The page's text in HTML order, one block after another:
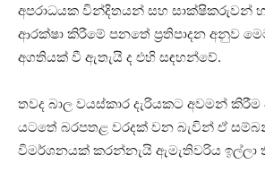
අපරාධයක වින්දිතයන් සහ සාක්ෂිකරුවන්
ආරක්ෂා කිරීමේ පනතේ ප්‍රතිපාදන අනුව
අගතියක් වී ඇතැයි ද එහි සඳහන්වේ.
තවද බාල වයස්කාර දැරියකට අවමන්
යටතේ බරපතළ වරදක් වන බැවින් ඒ
විමර්ශනයක් කරන්නැයි ඇමැතිවරිය ඉල්ලා